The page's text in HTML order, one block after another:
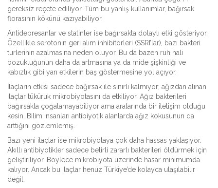
gereksiz reçete ediliyor. Tüm bu yanlış kullanımlar, bağırsak
florasının kökünü kazıyabiliyor.
Antidepresanlar ve statinler ise bağırsakta dolaylı etki gösteriyor.
Özellikle serotonin geri alım inhibitörleri (SSRI’lar), bazı bakteri
türlerinin azalmasına neden oluyor. Bu da bazen ruh hali
bozukluğunun daha da artmasına ya da mide şişkinliği ve
kabızlık gibi yan etkilerin baş göstermesine yol açıyor.
İlaçların etkisi sadece bağırsak ile sınırlı kalmıyor; ağızdan alınan
ilaçlar tükürük mikrobiyotasını da etkiliyor. Ağız bakterileri
bağırsakta çoğalamayabiliyor ama aralarında bir iletişim olduğu
kesin. Bilim insanları antibiyotik alanlarda ağız kokusunun da
arttığını gözlemlemiş.
Bazı yeni ilaçlar ise mikrobiyotaya çok daha hassas yaklaşıyor.
Akıllı antibiyotikler sadece belirli zararlı bakterileri öldürmek için
geliştiriliyor. Böylece mikrobiyota üzerinde hasar minimumda
kalıyor. Ancak bu ilaçlar henüz Türkiye’de kolayca ulaşılabilir
değil.